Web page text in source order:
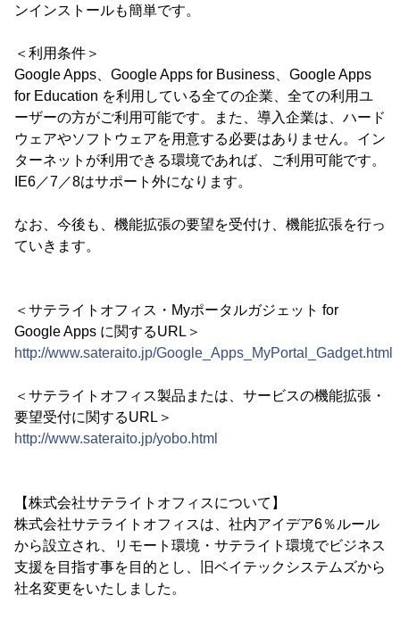
ンインストールも簡単です。
＜利用条件＞
Google Apps、Google Apps for Business、Google Apps
for Education を利用している全ての企業、全ての利用ユ
ーザーの方がご利用可能です。また、導入企業は、ハード
ウェアやソフトウェアを用意する必要はありません。イン
ターネットが利用できる環境であれば、ご利用可能です。
IE6／7／8はサポート外になります。
なお、今後も、機能拡張の要望を受付け、機能拡張を行っ
ていきます。
＜サテライトオフィス・Myポータルガジェット for
Google Apps に関するURL＞
http://www.sateraito.jp/Google_Apps_MyPortal_Gadget.html
＜サテライトオフィス製品または、サービスの機能拡張・
要望受付に関するURL＞
http://www.sateraito.jp/yobo.html
【株式会社サテライトオフィスについて】
株式会社サテライトオフィスは、社内アイデア6％ルール
から設立され、リモート環境・サテライト環境でビジネス
支援を目指す事を目的とし、旧ベイテックシステムズから
社名変更をいたしました。